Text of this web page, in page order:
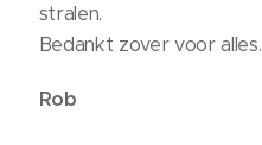
stralen.
Bedankt zover voor alles.
Rob